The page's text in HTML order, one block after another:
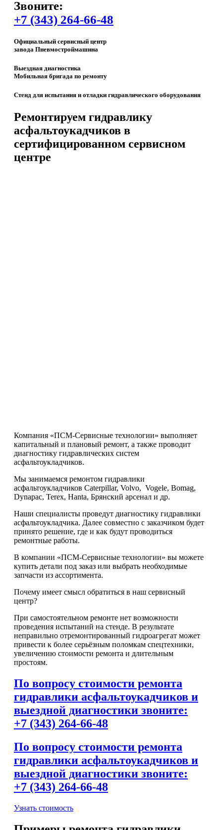
Звоните:
+7 (343) 264-66-48
Официальный сервисный центр
завода Пневмостроймашина
Выездная диагностика
Мобильная бригада по ремонту
Стенд для испытания и отладки гидравлического оборудования
Ремонтируем гидравлику
асфальтоукадчиков в
сертифицированном сервисном
центре
Компания «ПСМ-Сервисные технологии» выполняет
капитальный и плановый ремонт, а также проводит
диагностику гидравлических систем
асфальтоукладчиков.
Мы занимаемся ремонтом гидравлики
асфальтоукладчиков Caterpillar, Volvo, Vogele, Bomag,
Dynapac, Terex, Hanta, Брянский арсенал и др.
Наши специалисты проведут диагностику гидравлики
асфальтоукладчика. Далее совместно с заказчиком будет
принято решение, где и как будут проводиться
ремонтные работы.
В компании «ПСМ-Сервисные технологии» вы можете
купить детали под заказ или выбрать необходимые
запчасти из ассортимента.
Почему имеет смысл обратиться в наш сервисный
центр?
При самостоятельном ремонте нет возможности
проведения испытаний на стенде. В результате
неправильно отремонтированный гидроагрегат может
привести к более серьёзным поломкам спецтехники,
увеличению стоимости ремонта и длительным
простоям.
По вопросу стоимости ремонта
гидравлики асфальтоукадчиков и
выездной диагностики звоните:
+7 (343) 264-66-48
По вопросу стоимости ремонта
гидравлики асфальтоукадчиков и
выездной диагностики звоните:
+7 (343) 264-66-48
Узнать стоимость